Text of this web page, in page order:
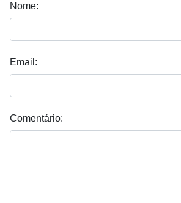
Nome:
Email:
Comentário: